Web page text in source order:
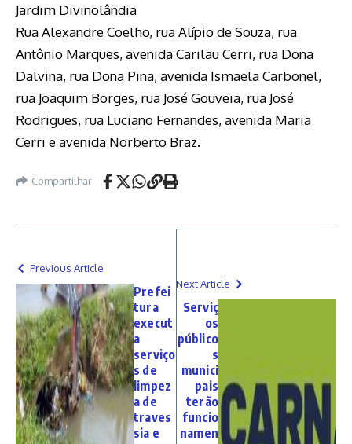
Jardim Divinolândia
Rua Alexandre Coelho, rua Alípio de Souza, rua
Antônio Marques, avenida Carilau Cerri, rua Dona
Dalvina, rua Dona Pina, avenida Ismaela Carbonel,
rua Joaquim Borges, rua José Gouveia, rua José
Rodrigues, rua Luciano Fernandes, avenida Maria
Cerri e avenida Norberto Braz.
Compartilhar
Previous Article
Prefei
tura
execut
a
serviço
s de
limpez
a de
traves
sia e
Next Article
Serviç
os
público
s
munici
pais
terão
funcio
namen